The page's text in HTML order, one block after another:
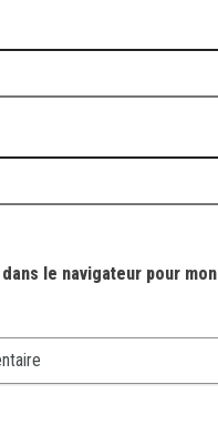
le navigateur pour mon